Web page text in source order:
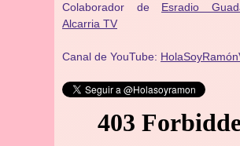
Colaborador de Esradio
Alcarria TV
Canal de YouTube: